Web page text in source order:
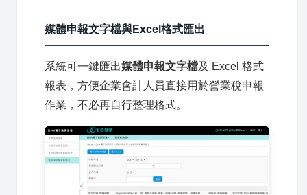
媒體申報文字檔與Excel格式匯出
系統可一鍵匯出媒體申報文字檔及 Excel 格式
報表，方便企業會計人員直接用於營業稅申報
作業，不必再自行整理格式。